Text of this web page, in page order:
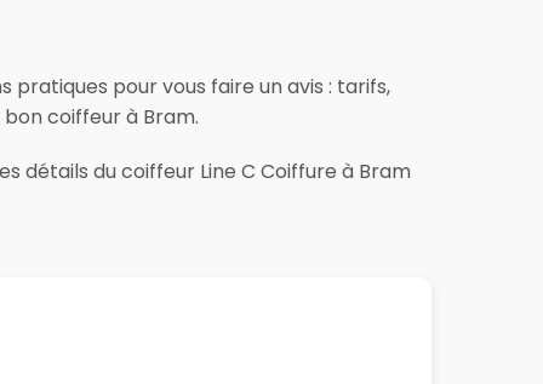
pratiques pour vous faire un avis : tarifs,
coiffeur à Bram.
détails du coiffeur Line C Coiffure à Bram